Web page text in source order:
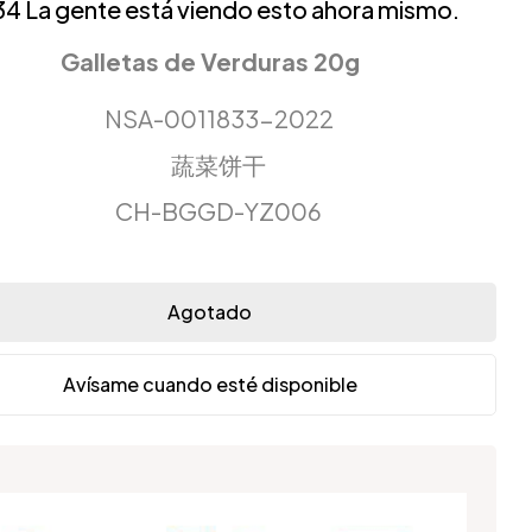
La gente está viendo esto ahora mismo.
Galletas de Verduras 20g
NSA-0011833-2022
蔬菜饼干
CH-BGGD-YZ006
Agotado
Avísame cuando esté disponible